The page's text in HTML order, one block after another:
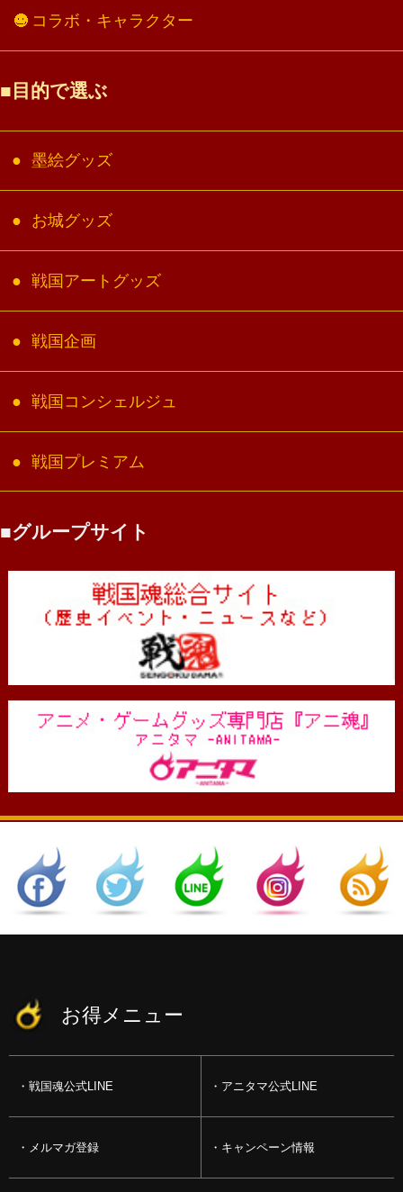
コラボ・キャラクター
目的で選ぶ
墨絵グッズ
お城グッズ
戦国アートグッズ
戦国企画
戦国コンシェルジュ
戦国プレミアム
グループサイト
お得メニュー
戦国魂公式LINE アニタマ公式LINE
メルマガ登録 キャンペーン情報